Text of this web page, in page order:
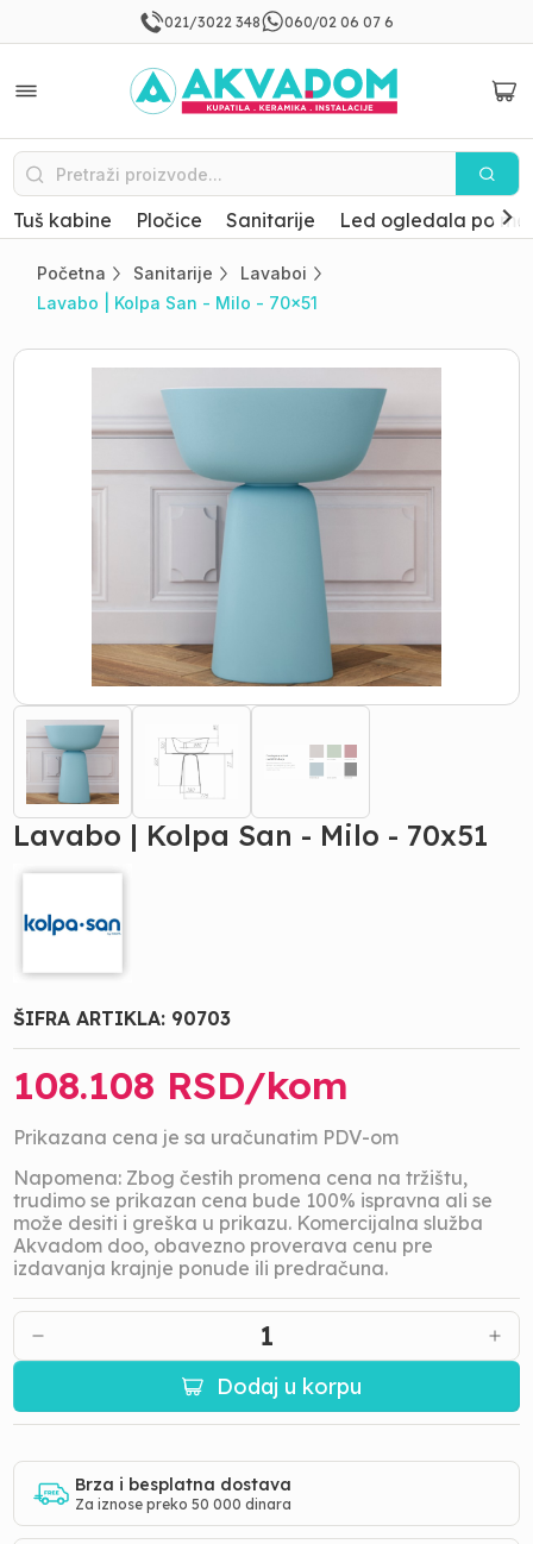
021/3022 348 060/02 06 07 6
Tuš kabine Pločice Sanitarije Led ogledala po
Početna Sanitarije
Lavaboi
Lavabo | Kolpa San - Milo - 70x51
Lavabo | Kolpa San - Milo - 70x51
ŠIFRA ARTIKLA: 90703
108.108 RSD/kom
Prikazana cena je sa uračunatim PDV-om
Napomena: Zbog čestih promena cena na tržištu,
trudimo se prikazan cena bude 100% ispravna ali se
može desiti i greška u prikazu. Komercijalna služba
Akvadom doo, obavezno proverava cenu pre
izdavanja krajnje ponude ili predračuna.
1
Dodaj u korpu
Brza i besplatna dostava
Za iznose preko 50 000 dinara